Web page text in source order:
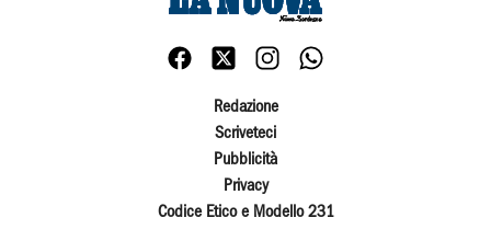
Redazione
Scriveteci
Pubblicità
Privacy
Codice Etico e Modello 231